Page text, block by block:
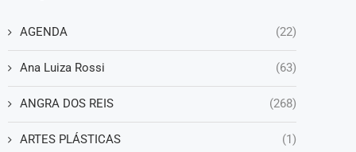
AGENDA (22)
Ana Luiza Rossi (63)
ANGRA DOS REIS (268)
ARTES PLÁSTICAS (1)